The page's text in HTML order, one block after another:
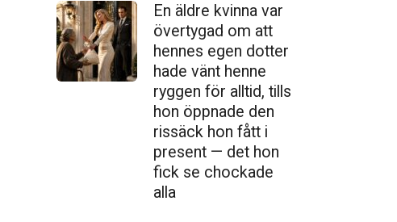
En äldre kvinna var
övertygad om att
hennes egen dotter
hade vänt henne
ryggen för alltid, tills
hon öppnade den
ris­säck hon fått i
present — det hon
fick se chockade
alla